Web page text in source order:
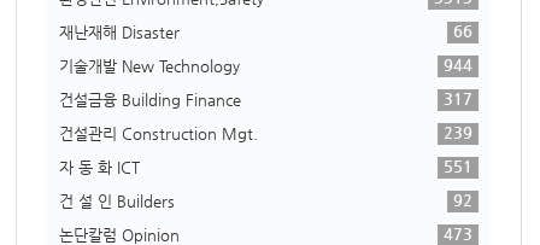
재난재해 Disaster
66
기술개발 New Technology
944
건설금융 Building Finance
317
건설관리 Construction Mgt.
239
자 동 화 ICT
551
건 설 인 Builders
92
논단칼럼 Opinion
473